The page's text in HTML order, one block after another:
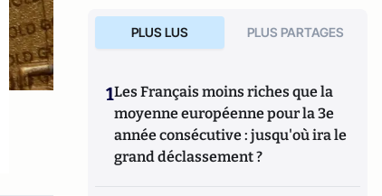
PLUS LUS PLUS PARTAGES
1Les Français moins riches que la
moyenne européenne pour la 3e
année consécutive : jusqu'où ira le
grand déclassement ?